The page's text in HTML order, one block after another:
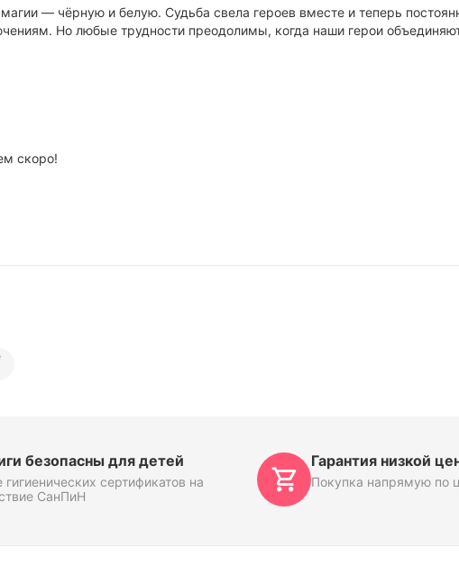
— чёрную и белую. Судьба свела героев вместе и теперь
Но любые трудности преодолимы, когда наши герои
скоро!
безопасны для детей
гигиенических сертификатов на
СанПиН
Гарантия низкой
Покупка напрямую по